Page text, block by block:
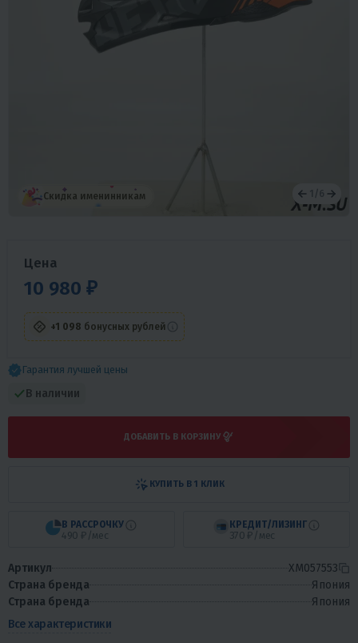
Скидка именинникам / 6
Гарантия лучшей цены
Цена
10 980 ₽
+1 098 бонусных рублей
В наличии
ДОБАВИТЬ В КОРЗИНУ
В РАССРОЧКУ
490 ₽/мес
КРЕДИТ/ЛИЗИНГ
370 ₽/мес
КУПИТЬ В 1 КЛИК
Артикул
XM057553
Страна бренда
Япония
Страна бренда
Япония
Все характеристики